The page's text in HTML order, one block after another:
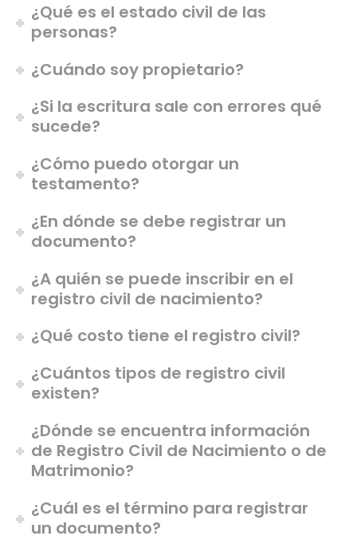
¿Qué es el estado civil de las
personas?
¿Cuándo soy propietario?
¿Si la escritura sale con errores qué
sucede?
¿Cómo puedo otorgar un
testamento?
¿En dónde se debe registrar un
documento?
¿A quién se puede inscribir en el
registro civil de nacimiento?
¿Qué costo tiene el registro civil?
¿Cuántos tipos de registro civil
existen?
¿Dónde se encuentra información
de Registro Civil de Nacimiento o de
Matrimonio?
¿Cuál es el término para registrar
un documento?